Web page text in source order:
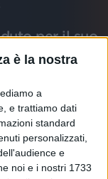
è la nostra
a
e trattiamo dati
standard
personalizzati,
e
noi e i nostri 1733
per il suo
nel camerino